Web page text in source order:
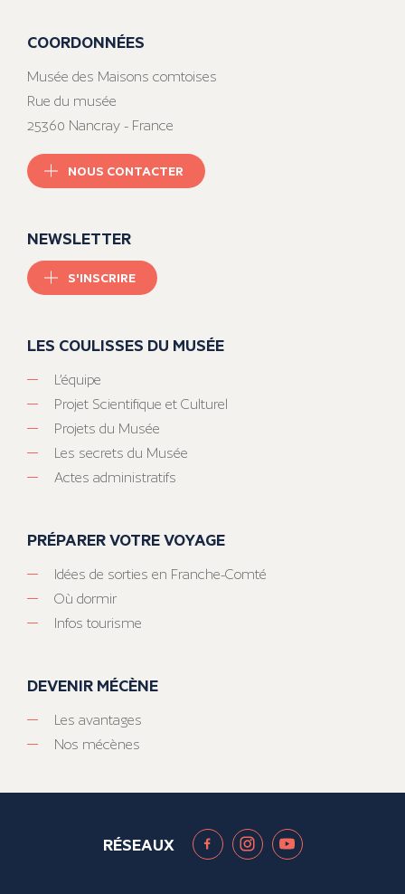
COORDONNÉES
Musée des Maisons comtoises
Rue du musée
25360 Nancray - France
NOUS CONTACTER
NEWSLETTER
S'INSCRIRE
LES COULISSES DU MUSÉE
L’équipe
Projet Scientifique et Culturel
Projets du Musée
Les secrets du Musée
Actes administratifs
PRÉPARER VOTRE VOYAGE
Idées de sorties en Franche-Comté
Où dormir
Infos tourisme
DEVENIR MÉCÈNE
Les avantages
Nos mécènes
RÉSEAUX